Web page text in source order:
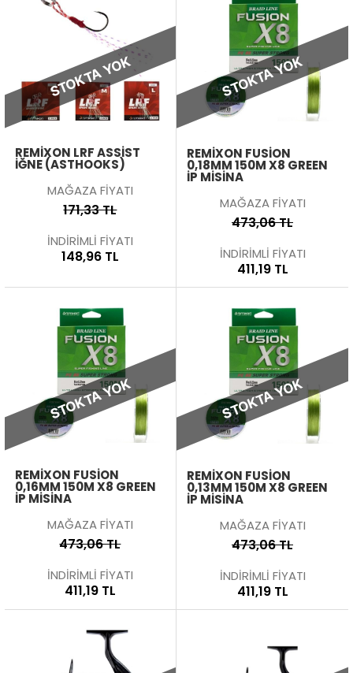
STOKTA YOK
REMIXON LRF ASSIST
İĞNE (ASTHOOKS)
MAĞAZA FİYATI
171,33 TL
İNDİRİMLİ FİYATI
148,96 TL
STOKTA YOK
REMIXON FUSION
0,18MM 150M X8 GREEN
İP MISINA
MAĞAZA FİYATI
473,06 TL
İNDİRİMLİ FİYATI
411,19 TL
STOKTA YOK
REMIXON FUSION
0,16MM 150M X8 GREEN
İP MISINA
MAĞAZA FİYATI
473,06 TL
İNDİRİMLİ FİYATI
411,19 TL
STOKTA YOK
REMIXON FUSION
0,13MM 150M X8 GREEN
İP MISINA
MAĞAZA FİYATI
473,06 TL
İNDİRİMLİ FİYATI
411,19 TL